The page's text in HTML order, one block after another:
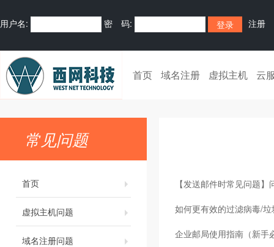
用户名: 密 码: 注册
首页 域名注册 虚拟主机 云
常见问题
首页
虚拟主机问题
域名注册问题
【发送邮件时常见问题
如何更有效的过滤病毒/
企业邮局使用指南（新手